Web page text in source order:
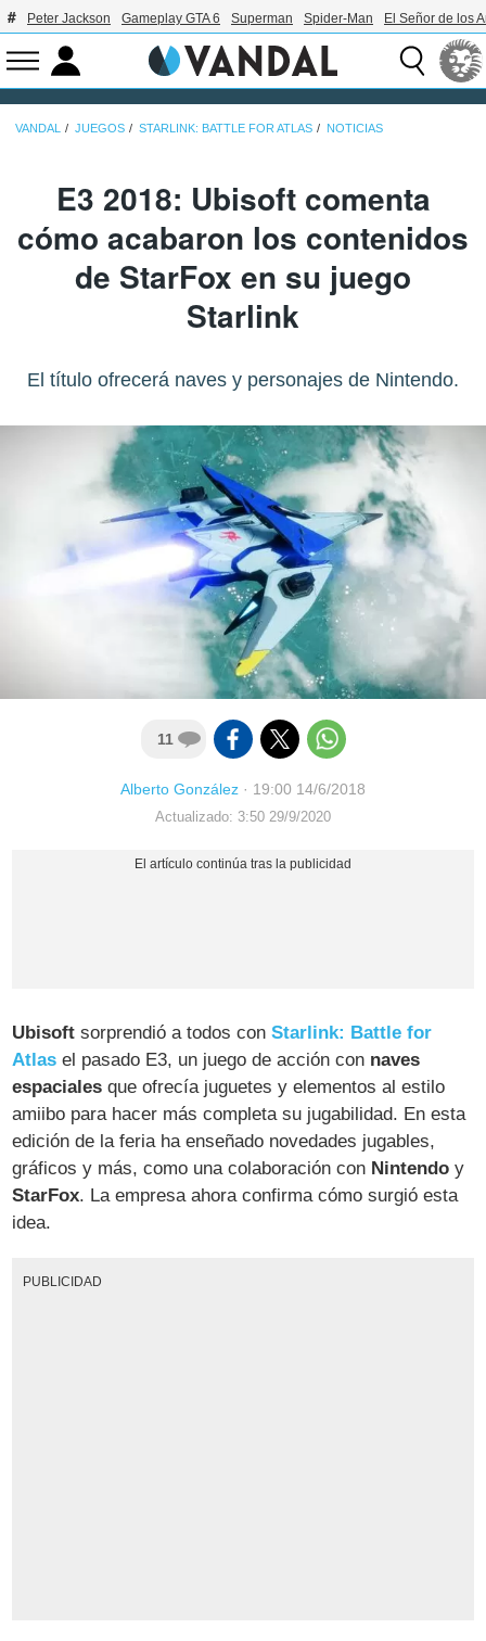
Peter Jackson Gameplay GTA 6 Superman Spider-Man El Señor de los
VANDAL JUEGOS STARLINK: BATTLE FOR ATLAS NOTICIAS
E3 2018: Ubisoft comenta
cómo acabaron los contenidos
de StarFox en su juego
Starlink
El título ofrecerá naves y personajes de Nintendo.
11
Alberto González · 19:00 14/6/2018
Actualizado: 3:50 29/9/2020
Ubisoft sorprendió a todos con Starlink: Battle for
Atlas el pasado E3, un juego de acción con naves
espaciales que ofrecía juguetes y elementos al estilo
amiibo para hacer más completa su jugabilidad. En esta
edición de la feria ha enseñado novedades jugables,
gráficos y más, como una colaboración con Nintendo y
StarFox. La empresa ahora confirma cómo surgió esta
idea.
PUBLICIDAD